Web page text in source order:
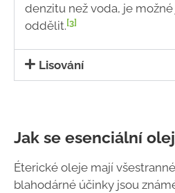
denzitu než voda, je
oddělit.[3]
Lisování
Jak se esenciální
Éterické oleje mají
blahodárné účinky jsou